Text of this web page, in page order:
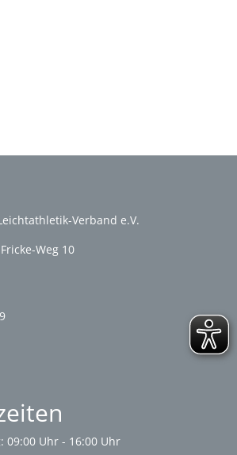
Verband e.V.
Weg 10
09:00 Uhr - 16:00 Uhr